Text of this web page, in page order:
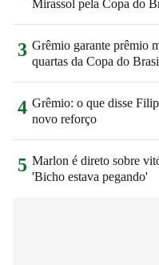
Mirassol pela Copa do
3 Grêmio garante prêmio
quartas da Copa do
4 Grêmio: o que disse
novo reforço
5 Marlon é direto sobre
'Bicho estava pegando'